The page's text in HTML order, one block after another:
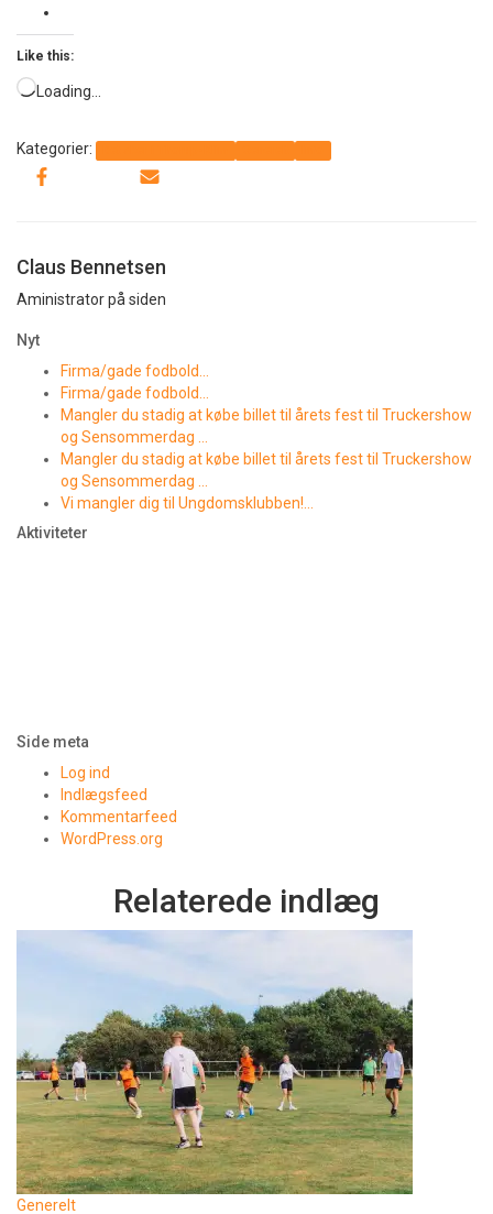
Like this:
Loading…
Kategorier:
Claus Bennetsen
Aministrator på siden
Nyt
Firma/gade fodbold…
Firma/gade fodbold…
Mangler du stadig at købe billet til årets fest til Truckershow
og Sensommerdag …
Mangler du stadig at købe billet til årets fest til Truckershow
og Sensommerdag …
Vi mangler dig til Ungdomsklubben!…
Aktiviteter
Side meta
Log ind
Indlægsfeed
Kommentarfeed
WordPress.org
Relaterede indlæg
Generelt